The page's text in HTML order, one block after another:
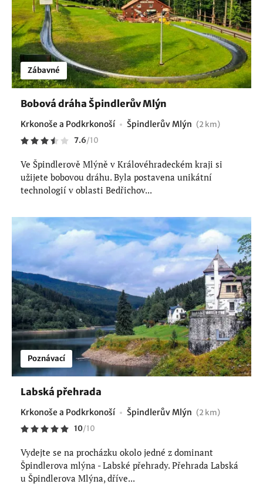
Zábavné
Bobová dráha Špindlerův Mlýn
Krkonoše a Podkrkonoší Špindlerův Mlýn (2 km)
7.6/10
Ve Špindlerově Mlýně v Královéhradeckém kraji si
užijete bobovou dráhu. Byla postavena unikátní
technologií v oblasti Bedřichov...
Poznávací
Labská přehrada
Krkonoše a Podkrkonoší Špindlerův Mlýn (2 km)
10/10
Vydejte se na procházku okolo jedné z dominant
Špindlerova mlýna - Labské přehrady. Přehrada Labská
u Špindlerova Mlýna, dříve...